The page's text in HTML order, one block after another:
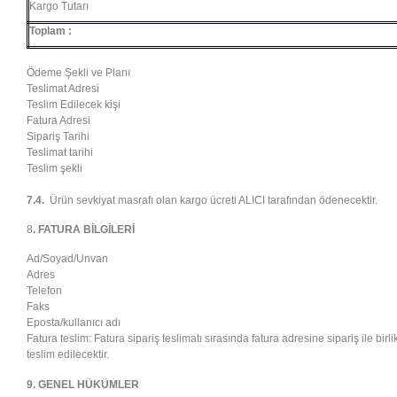
Kargo Tutarı
Toplam :
Ödeme Şekli ve Planı
Teslimat Adresi
Teslim Edilecek kişi
Fatura Adresi
Sipariş Tarihi
Teslimat tarihi
Teslim şekli
7.4. Ürün sevkiyat masrafı olan kargo ücreti ALICI tarafından ödenecektir.
8. FATURA BİLGİLERİ
Ad/Soyad/Unvan
Adres
Telefon
Faks
Eposta/kullanıcı adı
Fatura teslim: Fatura sipariş teslimatı sırasında fatura adresine sipariş ile
teslim edilecektir.
9. GENEL HÜKÜMLER